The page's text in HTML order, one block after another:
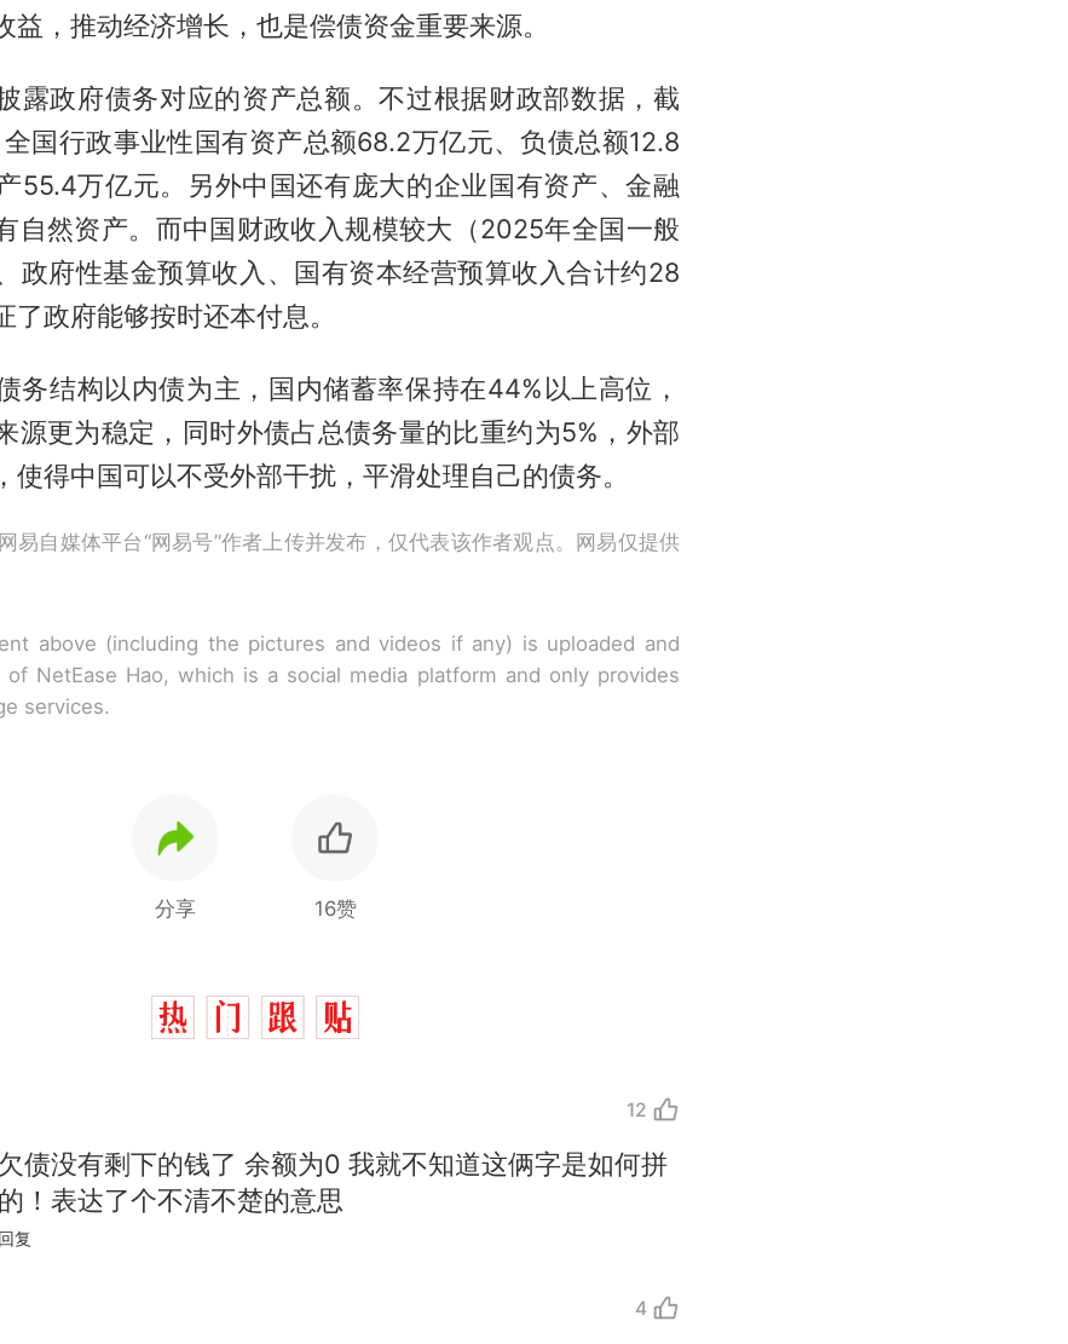
益，推动经济增长，也是偿债资金重要来源。
露政府债务对应的资产总额。不过根据财政部数据，截
国行政事业性国有资产总额68.2万亿元、负债总额12.8
55.4万亿元。另外中国还有庞大的企业国有资产、金融
自然资产。而中国财政收入规模较大（2025年全国一般
政府性基金预算收入、国有资本经营预算收入合计约28
了政府能够按时还本付息。
务结构以内债为主，国内储蓄率保持在44%以上高位，
源更为稳定，同时外债占总债务量的比重约为5%，外部
使得中国可以不受外部干扰，平滑处理自己的债务。
易自媒体平台“网易号”作者上传并发布，仅代表该作者观点。网易仅提供
above (including the pictures and videos if any) is uploaded and
NetEase Hao, which is a social media platform and only provides
services.
分享 16赞
12
债没有剩下的钱了 余额为0 我就不知道这俩字是如何拼
！表达了个不清不楚的意思
回复
4